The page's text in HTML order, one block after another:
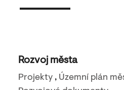
Rozvoj města
Projekty, Územní plán